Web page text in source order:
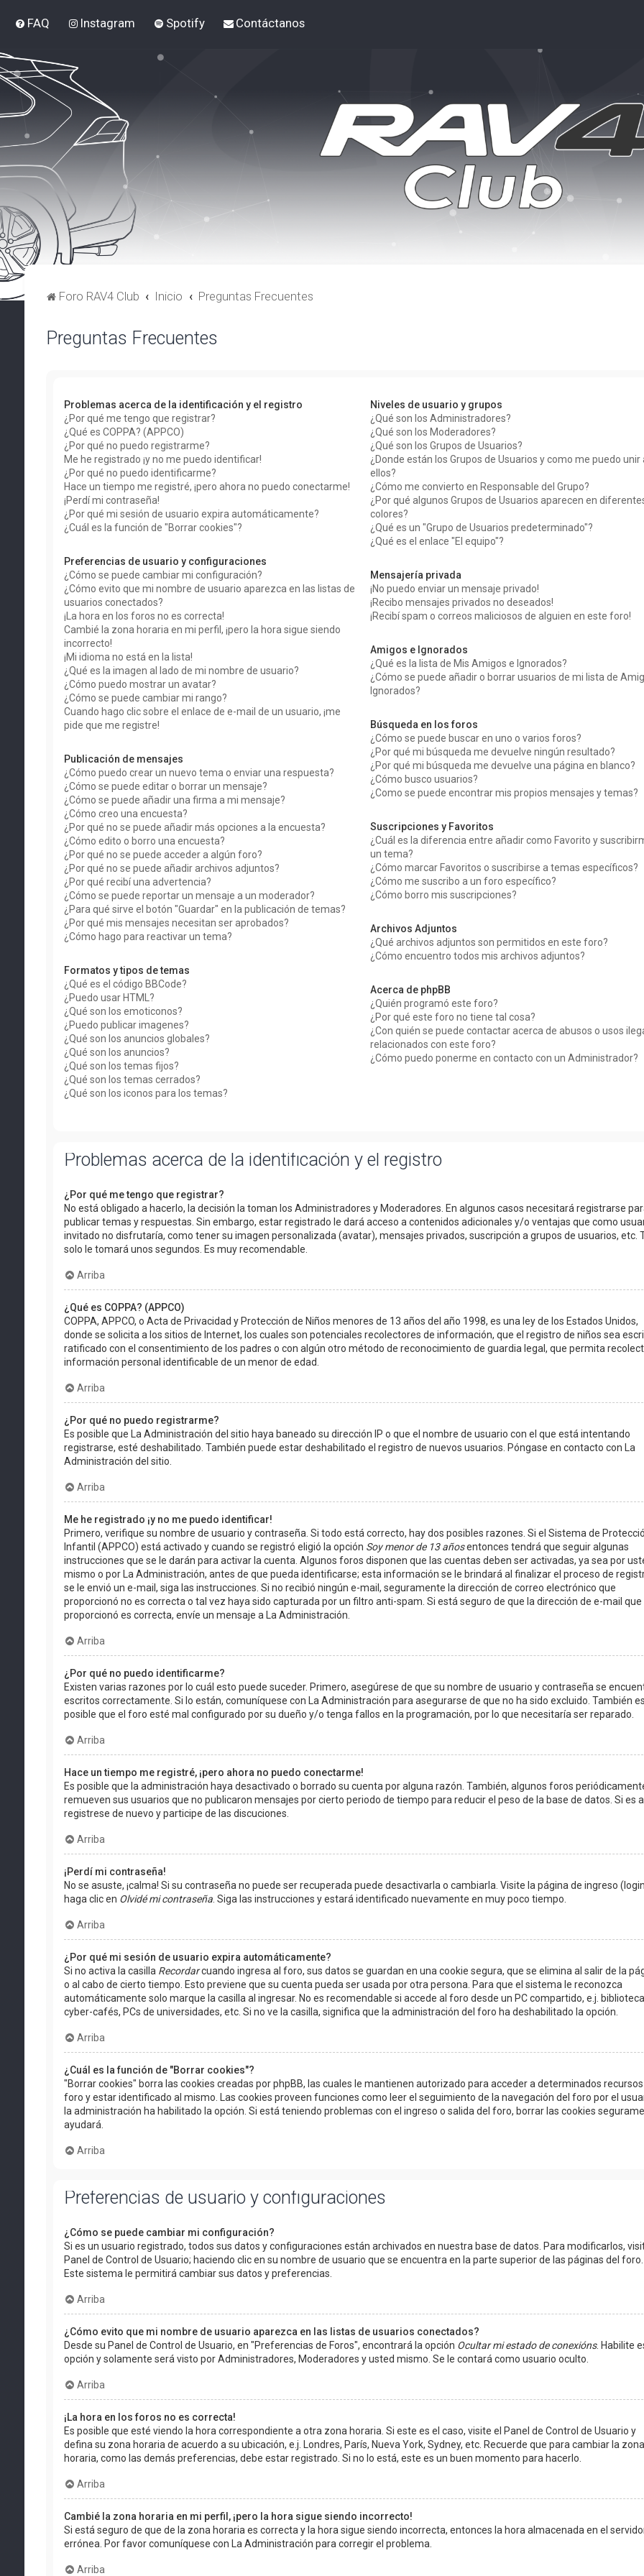
FAQ Instagram Spotify Contáctanos
Foro RAV4 Club Inicio Preguntas Frecuentes
Preguntas Frecuentes
Problemas acerca de la identificación y el registro
¿Por qué me tengo que registrar?
¿Qué es COPPA? (APPCO)
¿Por qué no puedo registrarme?
Me he registrado ¡y no me puedo identificar!
¿Por qué no puedo identificarme?
Hace un tiempo me registré, ¡pero ahora no puedo conectarme!
¡Perdí mi contraseña!
¿Por qué mi sesión de usuario expira automáticamente?
¿Cuál es la función de "Borrar cookies"?
Preferencias de usuario y configuraciones
¿Cómo se puede cambiar mi configuración?
¿Cómo evito que mi nombre de usuario aparezca en las listas de
usuarios conectados?
¡La hora en los foros no es correcta!
Cambié la zona horaria en mi perfil, ¡pero la hora sigue siendo
incorrecto!
¡Mi idioma no está en la lista!
¿Qué es la imagen al lado de mi nombre de usuario?
¿Cómo puedo mostrar un avatar?
¿Cómo se puede cambiar mi rango?
Cuando hago clic sobre el enlace de e-mail de un usuario, ¡me
pide que me registre!
Publicación de mensajes
¿Cómo puedo crear un nuevo tema o enviar una respuesta?
¿Cómo se puede editar o borrar un mensaje?
¿Cómo se puede añadir una firma a mi mensaje?
¿Cómo creo una encuesta?
¿Por qué no se puede añadir más opciones a la encuesta?
¿Cómo edito o borro una encuesta?
¿Por qué no se puede acceder a algún foro?
¿Por qué no se puede añadir archivos adjuntos?
¿Por qué recibí una advertencia?
¿Cómo se puede reportar un mensaje a un moderador?
¿Para qué sirve el botón "Guardar" en la publicación de temas?
¿Por qué mis mensajes necesitan ser aprobados?
¿Cómo hago para reactivar un tema?
Formatos y tipos de temas
¿Qué es el código BBCode?
¿Puedo usar HTML?
¿Qué son los emoticonos?
¿Puedo publicar imagenes?
¿Qué son los anuncios globales?
¿Qué son los anuncios?
¿Qué son los temas fijos?
¿Qué son los temas cerrados?
¿Qué son los iconos para los temas?
Niveles de usuario y grupos
¿Qué son los Administradores?
¿Qué son los Moderadores?
¿Qué son los Grupos de Usuarios?
¿Donde están los Grupos de Usuarios y como me puedo unir
ellos?
¿Cómo me convierto en Responsable del Grupo?
¿Por qué algunos Grupos de Usuarios aparecen en
colores?
¿Qué es un "Grupo de Usuarios predeterminado"?
¿Qué es el enlace "El equipo"?
Mensajería privada
¡No puedo enviar un mensaje privado!
¡Recibo mensajes privados no deseados!
¡Recibí spam o correos maliciosos de alguien en este foro!
Amigos e Ignorados
¿Qué es la lista de Mis Amigos e Ignorados?
¿Cómo se puede añadir o borrar usuarios de mi lista de
Ignorados?
Búsqueda en los foros
¿Cómo se puede buscar en uno o varios foros?
¿Por qué mi búsqueda me devuelve ningún resultado?
¿Por qué mi búsqueda me devuelve una página en blanco?
¿Cómo busco usuarios?
¿Como se puede encontrar mis propios mensajes y temas?
Suscripciones y Favoritos
¿Cuál es la diferencia entre añadir como Favorito y
un tema?
¿Cómo marcar Favoritos o suscribirse a temas específicos?
¿Cómo me suscribo a un foro específico?
¿Cómo borro mis suscripciones?
Archivos Adjuntos
¿Qué archivos adjuntos son permitidos en este foro?
¿Cómo encuentro todos mis archivos adjuntos?
Acerca de phpBB
¿Quién programó este foro?
¿Por qué este foro no tiene tal cosa?
¿Con quién se puede contactar acerca de abusos o usos
relacionados con este foro?
¿Cómo puedo ponerme en contacto con un Administrador?
Problemas acerca de la identificación y el registro
¿Por qué me tengo que registrar?
No está obligado a hacerlo, la decisión la toman los Administradores y Moderadores. En algunos casos necesitará registrarse
publicar temas y respuestas. Sin embargo, estar registrado le dará acceso a contenidos adicionales y/o ventajas que como
invitado no disfrutaría, como tener su imagen personalizada (avatar), mensajes privados, suscripción a grupos de usuarios, etc.
solo le tomará unos segundos. Es muy recomendable.
Arriba
¿Qué es COPPA? (APPCO)
COPPA, APPCO, o Acta de Privacidad y Protección de Niños menores de 13 años del año 1998, es una ley de los Estados Unidos,
donde se solicita a los sitios de Internet, los cuales son potenciales recolectores de información, que el registro de niños sea
ratificado con el consentimiento de los padres o con algún otro método de reconocimiento de guardia legal, que permita
información personal identificable de un menor de edad.
Arriba
¿Por qué no puedo registrarme?
Es posible que La Administración del sitio haya baneado su dirección IP o que el nombre de usuario con el que está intentando
registrarse, esté deshabilitado. También puede estar deshabilitado el registro de nuevos usuarios. Póngase en contacto con La
Administración del sitio.
Arriba
Me he registrado ¡y no me puedo identificar!
Primero, verifique su nombre de usuario y contraseña. Si todo está correcto, hay dos posibles razones. Si el Sistema de
Infantil (APPCO) está activado y cuando se registró eligió la opción Soy menor de 13 añosentonces tendrá que seguir algunas
instrucciones que se le darán para activar la cuenta. Algunos foros disponen que las cuentas deben ser activadas, ya sea por
mismo o por La Administración, antes de que pueda identificarse; esta información se le brindará al finalizar el proceso de
se le envió un e-mail, siga las instrucciones. Si no recibió ningún e-mail, seguramente la dirección de correo electrónico que
proporcionó no es correcta o tal vez haya sido capturada por un filtro anti-spam. Si está seguro de que la dirección de e-mail que
proporcionó es correcta, envíe un mensaje a La Administración.
Arriba
¿Por qué no puedo identificarme?
Existen varias razones por lo cuál esto puede suceder. Primero, asegúrese de que su nombre de usuario y contraseña se
escritos correctamente. Si lo están, comuníquese con La Administración para asegurarse de que no ha sido excluido. También es
posible que el foro esté mal configurado por su dueño y/o tenga fallos en la programación, por lo que necesitaría ser reparado.
Arriba
Hace un tiempo me registré, ¡pero ahora no puedo conectarme!
Es posible que la administración haya desactivado o borrado su cuenta por alguna razón. También, algunos foros
remueven sus usuarios que no publicaron mensajes por cierto periodo de tiempo para reducir el peso de la base de datos. Si es
registrese de nuevo y participe de las discuciones.
Arriba
¡Perdí mi contraseña!
No se asuste, ¡calma! Si su contraseña no puede ser recuperada puede desactivarla o cambiarla. Visite la página de ingreso
haga clic en Olvidé mi contraseña. Siga las instrucciones y estará identificado nuevamente en muy poco tiempo.
Arriba
¿Por qué mi sesión de usuario expira automáticamente?
Si no activa la casilla Recordarcuando ingresa al foro, sus datos se guardan en una cookie segura, que se elimina al salir de la
o al cabo de cierto tiempo. Esto previene que su cuenta pueda ser usada por otra persona. Para que el sistema le reconozca
automáticamente solo marque la casilla al ingresar. No es recomendable si accede al foro desde un PC compartido, e.j.
cyber-cafés, PCs de universidades, etc. Si no ve la casilla, significa que la administración del foro ha deshabilitado la opción.
Arriba
¿Cuál es la función de "Borrar cookies"?
"Borrar cookies" borra las cookies creadas por phpBB, las cuales le mantienen autorizado para acceder a determinados recursos
foro y estar identificado al mismo. Las cookies proveen funciones como leer el seguimiento de la navegación del foro por el
la administración ha habilitado la opción. Si está teniendo problemas con el ingreso o salida del foro, borrar las cookies
ayudará.
Arriba
Preferencias de usuario y configuraciones
¿Cómo se puede cambiar mi configuración?
Si es un usuario registrado, todos sus datos y configuraciones están archivados en nuestra base de datos. Para modificarlos,
Panel de Control de Usuario; haciendo clic en su nombre de usuario que se encuentra en la parte superior de las páginas del foro.
Este sistema le permitirá cambiar sus datos y preferencias.
Arriba
¿Cómo evito que mi nombre de usuario aparezca en las listas de usuarios conectados?
Desde su Panel de Control de Usuario, en "Preferencias de Foros", encontrará la opción Ocultar mi estado de conexións. Habilite
opción y solamente será visto por Administradores, Moderadores y usted mismo. Se le contará como usuario oculto.
Arriba
¡La hora en los foros no es correcta!
Es posible que esté viendo la hora correspondiente a otra zona horaria. Si este es el caso, visite el Panel de Control de Usuario y
defina su zona horaria de acuerdo a su ubicación, e.j. Londres, París, Nueva York, Sydney, etc. Recuerde que para cambiar la zona
horaria, como las demás preferencias, debe estar registrado. Si no lo está, este es un buen momento para hacerlo.
Arriba
Cambié la zona horaria en mi perfil, ¡pero la hora sigue siendo incorrecto!
Si está seguro de que de la zona horaria es correcta y la hora sigue siendo incorrecta, entonces la hora almacenada en el
errónea. Por favor comuníquese con La Administración para corregir el problema.
Arriba